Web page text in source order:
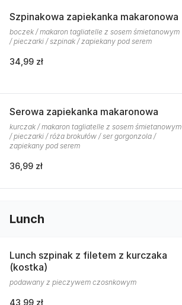
Szpinakowa zapiekanka makaronowa
boczek / makaron tagliatelle z sosem śmietanowym
/ pieczarki / szpinak / zapiekany pod serem
34,99 zł
Serowa zapiekanka makaronowa
kurczak / makaron tagliatelle z sosem śmietanowym
/ pieczarki / róża brokułów / ser gorgonzola /
zapiekany pod serem
36,99 zł
Lunch
Lunch szpinak z filetem z kurczaka
(kostka)
podawany z pieczywem czosnkowym
43,99 zł